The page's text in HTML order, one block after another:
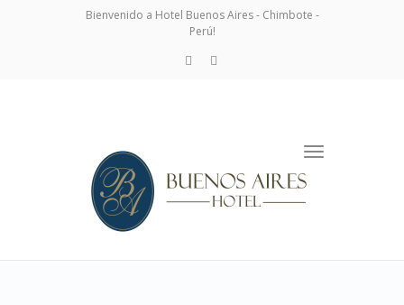
Bienvenido a Hotel Buenos Aires - Chimbote -
Perú!
Toggle